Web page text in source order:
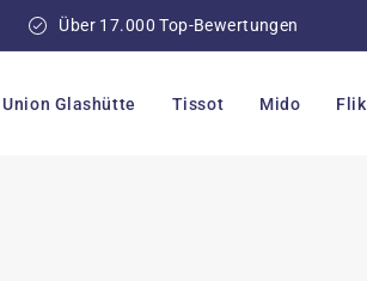
Über 17.000 Top-Bewertungen
Union Glashütte Tissot Mido